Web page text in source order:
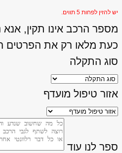
יש להזין לפחות 5 תווים.
מספר הרכב אינו תקין,
כעת מלאו רק את הפרטים
סוג התקלה
אזור טיפול מועדף
ספר לנו עוד